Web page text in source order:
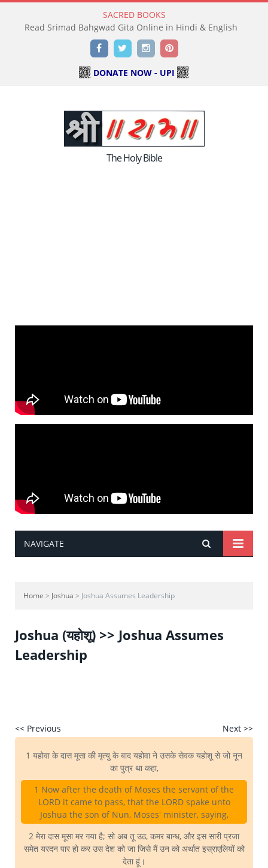
SACRED BOOKS
Read Srimad Bahgwad Gita Online in Hindi & English
FacebookTwitterInstagramPinterest
DONATE NOW - UPI
The Holy Bible
NAVIGATE
Home > Joshua > Joshua Assumes Leadership
Joshua (यहोशू) >> Joshua Assumes
Leadership
<< Previous Next >>
1 यहोवा के दास मूसा की मृत्यु के बाद यहोवा ने उसके सेवक यहोशू से जो नून
का पुत्र था कहा,
1 Now after the death of Moses the servant of the
LORD it came to pass, that the LORD spake unto
Joshua the son of Nun, Moses' minister, saying,
2 मेरा दास मूसा मर गया है; सो अब तू उठ, कमर बान्ध, और इस सारी प्रजा
समेत यरदन पार हो कर उस देश को जा जिसे मैं उन को अर्थात इस्राएलियों को
देता हूं।